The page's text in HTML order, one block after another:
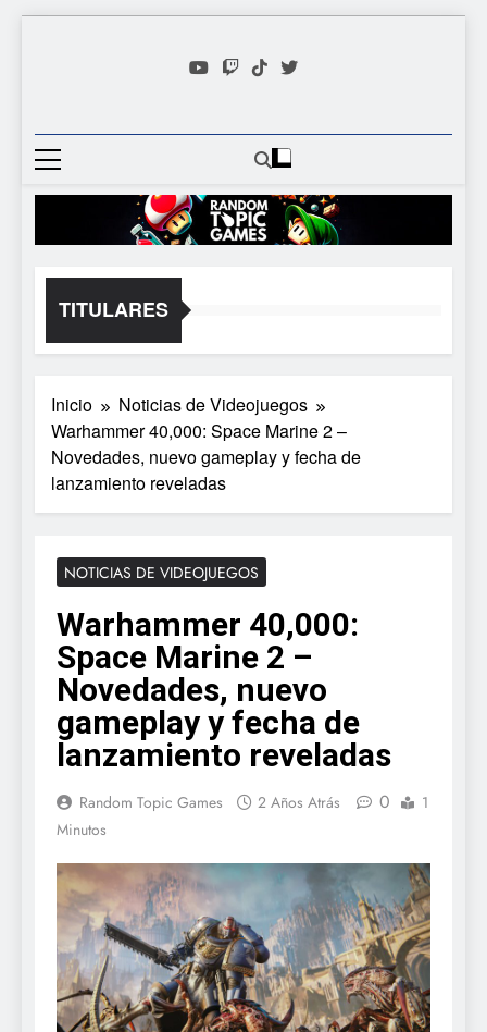
Random
Games
Videojuego Favorito
TITULARES
Inicio
Noticias de Videojuegos
Warhammer 40,000: Space Marine 2 –
Novedades, nuevo gameplay y fecha de
lanzamiento reveladas
NOTICIAS DE VIDEOJUEGOS
Warhammer 40,000:
Space Marine 2 –
Novedades, nuevo
gameplay y fecha de
lanzamiento reveladas
Random Topic Games 2 Años Atrás 0
1
Minutos